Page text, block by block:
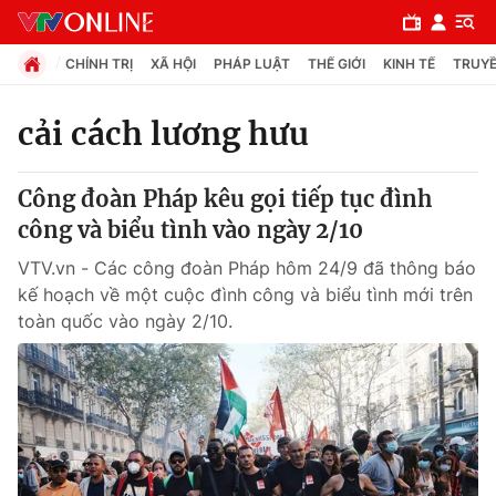
Chuyên mục
Chính trị
Xã hội
Pháp luật
Y tế
Thế giới
CHÍNH TRỊ XÃ HỘI PHÁP LUẬT THẾ GIỚI KINH TẾ
cải cách lương hưu
Công đoàn Pháp kêu gọi tiếp tục đình
công và biểu tình vào ngày 2/10
VTV.vn - Các công đoàn Pháp hôm 24/9 đã thông báo
kế hoạch về một cuộc đình công và biểu tình mới trên
toàn quốc vào ngày 2/10.